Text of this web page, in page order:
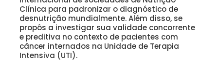
Clínica para padronizar o diagnóstico de
desnutrição mundialmente. Além disso, se
propôs a investigar sua validade concorrente
e preditiva no contexto de pacientes com
câncer internados na Unidade de Terapia
Intensiva (UTI).